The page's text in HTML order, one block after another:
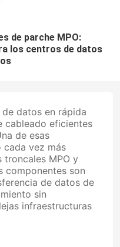
de parche MPO:
los centros de datos
datos en rápida
cableado eficientes
de esas
cada vez más
troncales MPO y
componentes son
de datos de
sin
infraestructuras